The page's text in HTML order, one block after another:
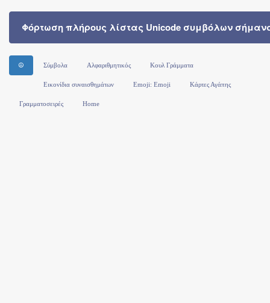
Φόρτωση πλήρους λίστας Unicode συμβόλων
☮ Σύμβολα Αλφαριθμητικός Κουλ Γράμματα
Εικονίδια συναισθημάτων Emoji: Emoji Κάρτες Αγάπης
Γραμματοσειρές Home